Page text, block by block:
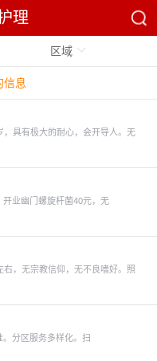
理
区域
信息
具有极大的耐心，会开导人。无
业幽门螺旋杆菌40元，无
，无宗教信仰，无不良嗜好。照
分区服务多样化。扫